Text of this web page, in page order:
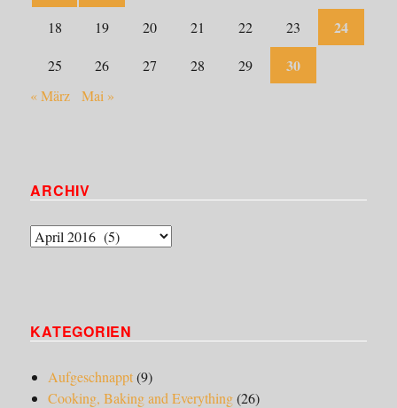
18 19 20 21 22 23 24
25 26 27 28 29 30
« März Mai »
ARCHIV
Archiv
KATEGORIEN
Aufgeschnappt(9)
Cooking, Baking and Everything(26)